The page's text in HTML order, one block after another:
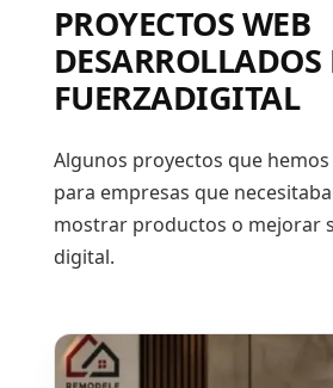
PROYECTOS WEB
DESARROLLADOS
FUERZADIGITAL
Algunos proyectos que
para empresas que
mostrar productos o mejorar
digital.